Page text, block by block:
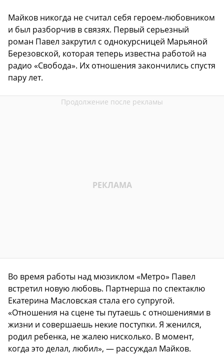
Майков никогда не считал себя героем-любовником
и был разборчив в связях. Первый серьезный
роман Павел закрутил с однокурсницей Марьяной
Березовской, которая теперь известна работой на
радио «Свобода». Их отношения закончились спустя
пару лет.
Во время работы над мюзиклом «Метро» Павел
встретил новую любовь. Партнерша по спектаклю
Екатерина Масловская стала его супругой.
«Отношения на сцене ты путаешь с отношениями в
жизни и совершаешь некие поступки. Я женился,
родил ребенка, не жалею нисколько. В момент,
когда это делал, любил», — рассуждал Майков.